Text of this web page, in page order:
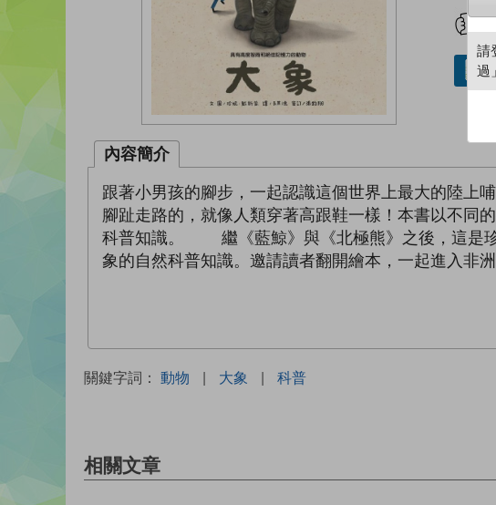
內容簡介
跟著小男孩的腳步，一起認識這個世界上最大的陸上
腳趾走路的，就像人類穿著高跟鞋一樣！本書以不同
科普知識。 繼《藍鯨》與《北極熊》之後，這是珍
象的自然科普知識。邀請讀者翻開繪本，一起進入非
關鍵字詞： 動物 | 大象 | 科普
相關文章
請
過